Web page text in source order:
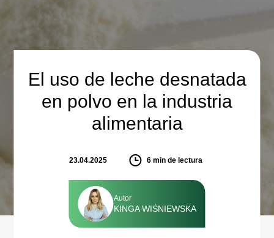
El uso de leche desnatada
en polvo en la industria
alimentaria
Autor
KINGA WIŚNIEWSKA
23.04.2025 6min de lectura